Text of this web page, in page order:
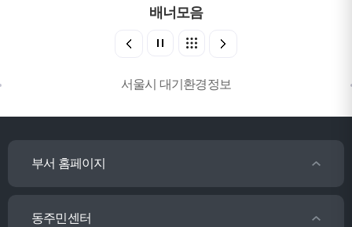
배너모음
서울시 대기환경정보
부서 홈페이지
동주민센터